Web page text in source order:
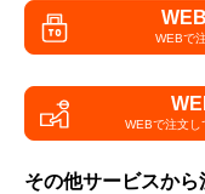
WEBで
WEBで注文し
その他サービスから